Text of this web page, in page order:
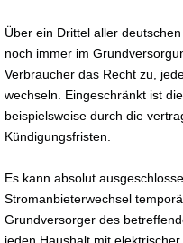
Über ein Drittel aller
noch immer im
Verbraucher das Recht zu,
wechseln. Eingeschränkt ist
beispielsweise durch die
Kündigungsfristen.
Es kann absolut
Stromanbieterwechsel
Grundversorger des
jeden Haushalt mit